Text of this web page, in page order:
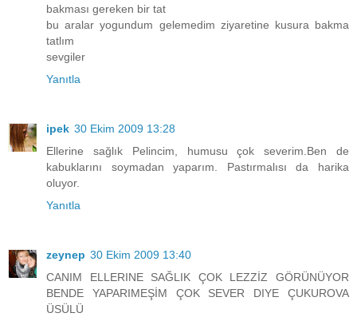
bakması gereken bir tat
bu aralar yogundum gelemedim ziyaretine kusura bakma
tatlım
sevgiler
Yanıtla
ipek 30 Ekim 2009 13:28
Ellerine sağlık Pelincim, humusu çok severim.Ben de
kabuklarını soymadan yaparım. Pastırmalısı da harika
oluyor.
Yanıtla
zeynep 30 Ekim 2009 13:40
CANIM ELLERINE SAĞLIK ÇOK LEZZİZ GÖRÜNÜYOR
BENDE YAPARIMEŞİM ÇOK SEVER DIYE ÇUKUROVA
ÜSÜLÜ